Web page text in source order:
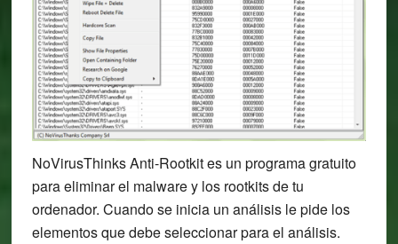
NoVirusThinks Anti-Rootkit es un programa gratuito
para eliminar el malware y los rootkits de tu
ordenador. Cuando se inicia un análisis le pide los
elementos que debe seleccionar para el análisis.